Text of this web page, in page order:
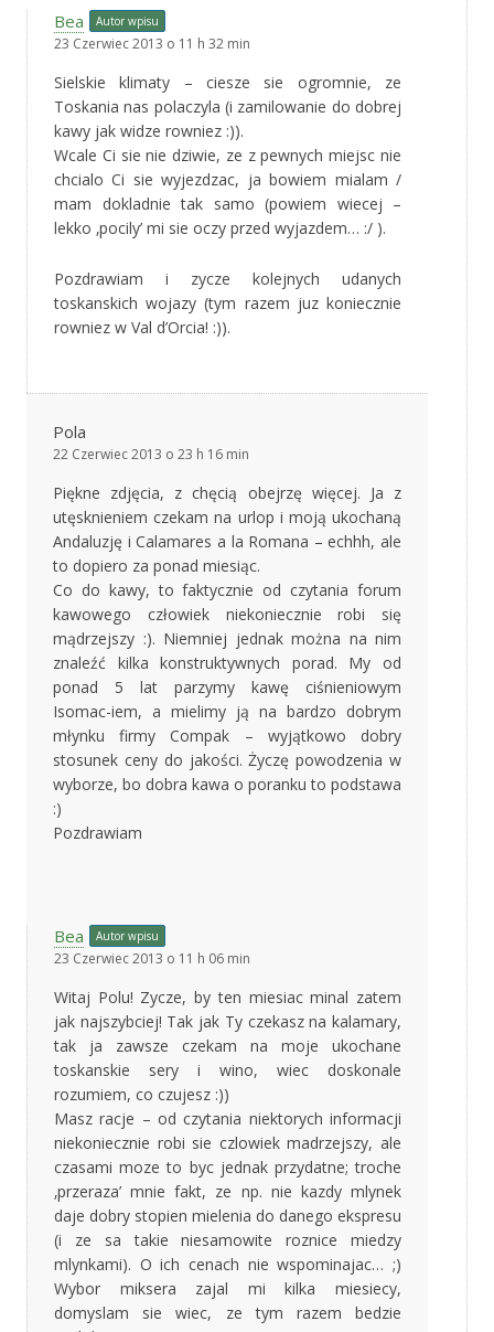
Bea Autor wpisu
23 Czerwiec 2013 o 11 h 32 min
Sielskie klimaty – ciesze sie ogromnie, ze
Toskania nas polaczyla (i zamilowanie do dobrej
kawy jak widze rowniez :)).
Wcale Ci sie nie dziwie, ze z pewnych miejsc nie
chcialo Ci sie wyjezdzac, ja bowiem mialam /
mam dokladnie tak samo (powiem wiecej –
lekko ‚pocily’ mi sie oczy przed wyjazdem… :/ ).
Pozdrawiam i zycze kolejnych udanych
toskanskich wojazy (tym razem juz koniecznie
rowniez w Val d’Orcia! :)).
Pola
22 Czerwiec 2013 o 23 h 16 min
Piękne zdjęcia, z chęcią obejrzę więcej. Ja z
utęsknieniem czekam na urlop i moją ukochaną
Andaluzję i Calamares a la Romana – echhh, ale
to dopiero za ponad miesiąc.
Co do kawy, to faktycznie od czytania forum
kawowego człowiek niekoniecznie robi się
mądrzejszy :). Niemniej jednak można na nim
znaleźć kilka konstruktywnych porad. My od
ponad 5 lat parzymy kawę ciśnieniowym
Isomac-iem, a mielimy ją na bardzo dobrym
młynku firmy Compak – wyjątkowo dobry
stosunek ceny do jakości. Życzę powodzenia w
wyborze, bo dobra kawa o poranku to podstawa
:)
Pozdrawiam
Bea Autor wpisu
23 Czerwiec 2013 o 11 h 06 min
Witaj Polu! Zycze, by ten miesiac minal zatem
jak najszybciej! Tak jak Ty czekasz na kalamary,
tak ja zawsze czekam na moje ukochane
toskanskie sery i wino, wiec doskonale
rozumiem, co czujesz :))
Masz racje – od czytania niektorych informacji
niekoniecznie robi sie czlowiek madrzejszy, ale
czasami moze to byc jednak przydatne; troche
‚przeraza’ mnie fakt, ze np. nie kazdy mlynek
daje dobry stopien mielenia do danego ekspresu
(i ze sa takie niesamowite roznice miedzy
mlynkami). O ich cenach nie wspominajac… ;)
Wybor miksera zajal mi kilka miesiecy,
domyslam sie wiec, ze tym razem bedzie